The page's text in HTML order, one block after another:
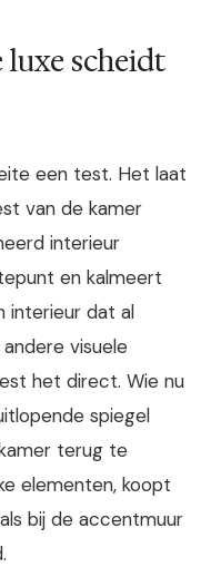
scheidt
een test. Het laat
van de kamer
interieur
en kalmeert
interieur dat al
visuele
het direct. Wie nu
spiegel
terug te
elementen, koopt
bij de accentmuur